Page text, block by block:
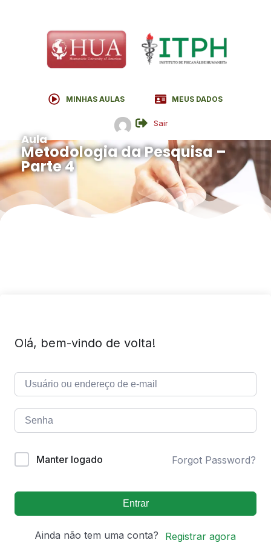
MINHAS AULAS MEUS DADOS
Sair
Aula
Metodologia da Pesquisa –
Parte 4
Olá, bem-vindo de volta!
Manter logado Forgot Password?
Entrar
Ainda não tem uma conta? Registrar agora